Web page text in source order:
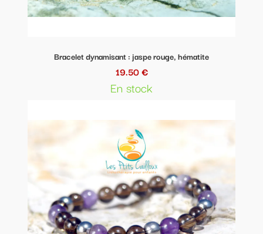
Bracelet dynamisant : jaspe rouge, hématite
19.50 €
En stock